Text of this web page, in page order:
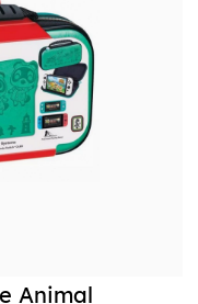
Animal